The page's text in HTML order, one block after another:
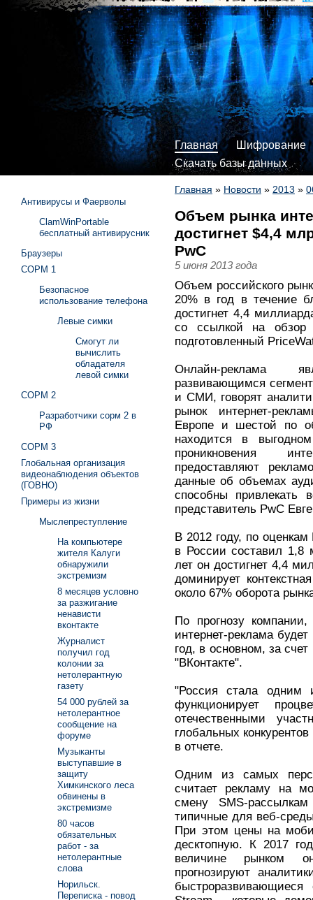
Главная
Шифрование
Скачать базы данных
Главная » Новости » 2013 »
Объем рынка
достигнет $4,4
PwC
5 июня 2013 года
Объем российского
20% в год в течение
достигнет 4,4
со ссылкой на
подготовленный
Онлайн-реклама
развивающимся
и СМИ, говорят
рынок интернет-
Европе и шестой по
находится в
проникновения
предоставляют
данные об объемах
способны привлекать
представитель PwC
В 2012 году, по
в России составил 1,8
лет он достигнет 4,4
доминирует
около 67% оборота
По прогнозу компании,
интернет-реклама
год, в основном, за
"ВКонтакте".
"Россия стала одним
функционирует
отечественными
глобальных
в отчете.
Одним из самых
считает рекламу на
смену SMS-
типичные для веб-
При этом цены на
десктопную. К 2017
величине рынком
прогнозируют
Антивирусы и Фаерволы
ClamWinPortable
бесплатный антивирусник
Браузеры
СОРМ 1
Безопасное
использование телефона
Левые симки
Смогут ли
вычислить
обладателя
левой симки
СОРМ 2
Разработчики сорм 2 в
РФ
СОРМ 3
Глобальная организация
видеонаблюдения объектов
(ГОВНО)
Примеры из жизни
Мыслепреступление
На компьютере
жителя Калуги
обнаружили
экстремизм
8 месяцев условно
за разжигание
ненависти
вконтакте
Журналист
получил год
колонии за
нетолерантную
газету
54 000 рублей за
нетолерантное
сообщение на
форуме
Музыканты
выступавшие в
защиту
Химкинского леса
обвинены в
экстремизме
80 часов
обязательных
работ - за
нетолерантные
слова
Норильск.
Переписка - повод